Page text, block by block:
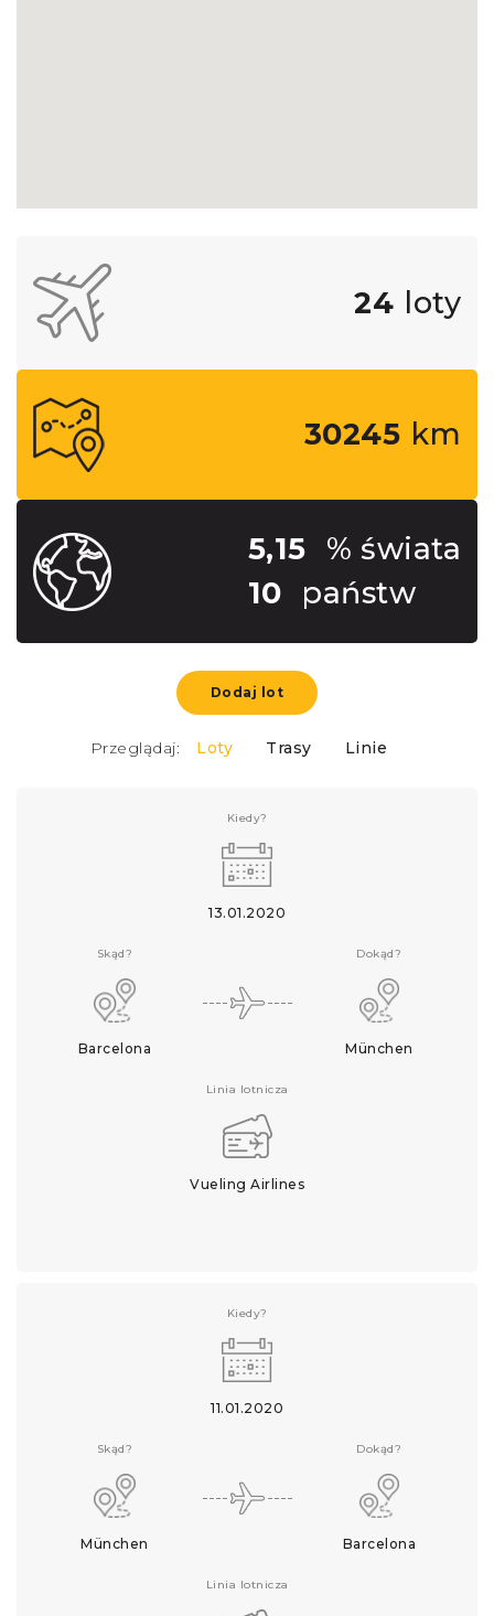
24 loty
30245 km
5,15
% świata
10
państw
Dodaj lot
Przeglądaj: Loty Trasy Linie
Kiedy?
13.01.2020
Skąd?
Barcelona
Dokąd?
München
Linia lotnicza
Vueling Airlines
Kiedy?
11.01.2020
Skąd?
München
Dokąd?
Barcelona
Linia lotnicza